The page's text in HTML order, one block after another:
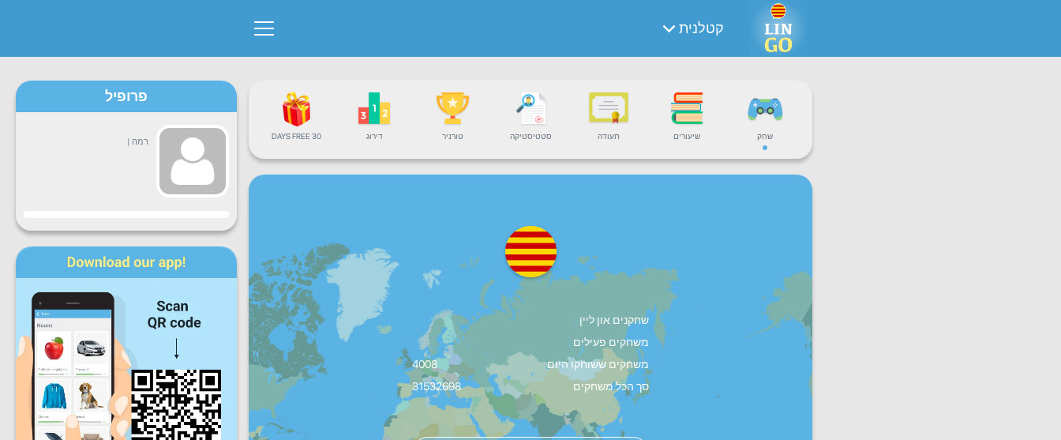
קטלנית
שחק שיעורים תעודה סטטיסטיקה טורניר דירוג 30 DAYS FREE
שחקנים און ליין
משחקים פעילים
משחקים ששוחקו היום
4008
סך הכל משחקים
31532698
פרופיל
רמה |
התקדמות
שני שלישי חמישי
שישי שבת
התקדמות יומית